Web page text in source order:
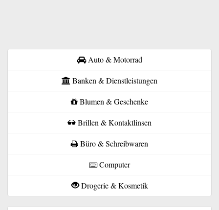
Auto & Motorrad
Banken & Dienstleistungen
Blumen & Geschenke
Brillen & Kontaktlinsen
Büro & Schreibwaren
Computer
Drogerie & Kosmetik